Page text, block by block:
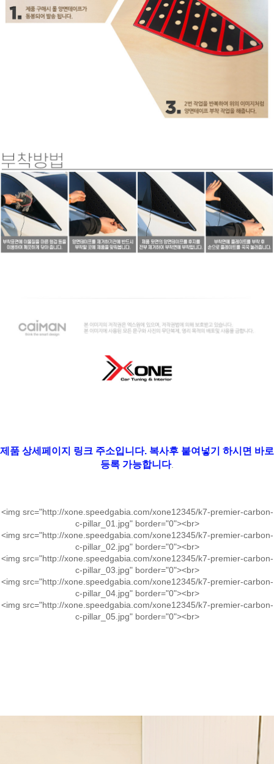
제품 상세페이지 링크 주소입니다. 복사후 붙여넣기 하시면 바로
등록 가능합니다.
<img src="http://xone.speedgabia.com/xone12345/k7-premier-carbon-
c-pillar_01.jpg" border="0"><br>
<img src="http://xone.speedgabia.com/xone12345/k7-premier-carbon-
c-pillar_02.jpg" border="0"><br>
<img src="http://xone.speedgabia.com/xone12345/k7-premier-carbon-
c-pillar_03.jpg" border="0"><br>
<img src="http://xone.speedgabia.com/xone12345/k7-premier-carbon-
c-pillar_04.jpg" border="0"><br>
<img src="http://xone.speedgabia.com/xone12345/k7-premier-carbon-
c-pillar_05.jpg" border="0"><br>